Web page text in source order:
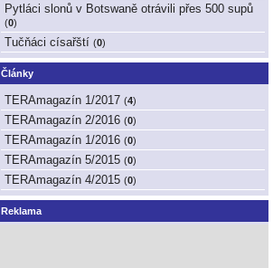
Pytláci slonů v Botswaně otrávili přes 500 supů
(0)
Tučňáci císařští (0)
Články
TERAmagazín 1/2017 (4)
TERAmagazín 2/2016 (0)
TERAmagazín 1/2016 (0)
TERAmagazín 5/2015 (0)
TERAmagazín 4/2015 (0)
Reklama